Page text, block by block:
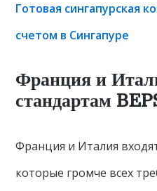
Готовая сингапурская
счетом в Сингапуре
Франция и
стандартам
Франция и Италия
которые громче всех